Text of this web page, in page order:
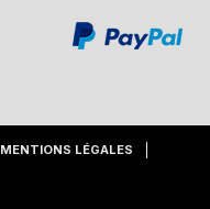
MENTIONS LÉGALES